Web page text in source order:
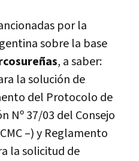
por la
sobre la base
, a saber:
la solución de
del Protocolo de
Nº 37/03 del Consejo
–) y Reglamento
la solicitud de